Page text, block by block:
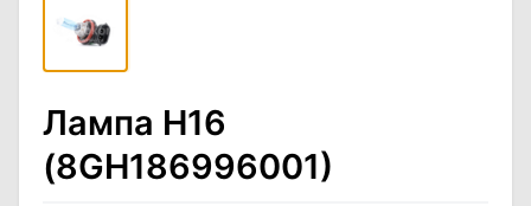
Лампа H16
(8GH186996001)